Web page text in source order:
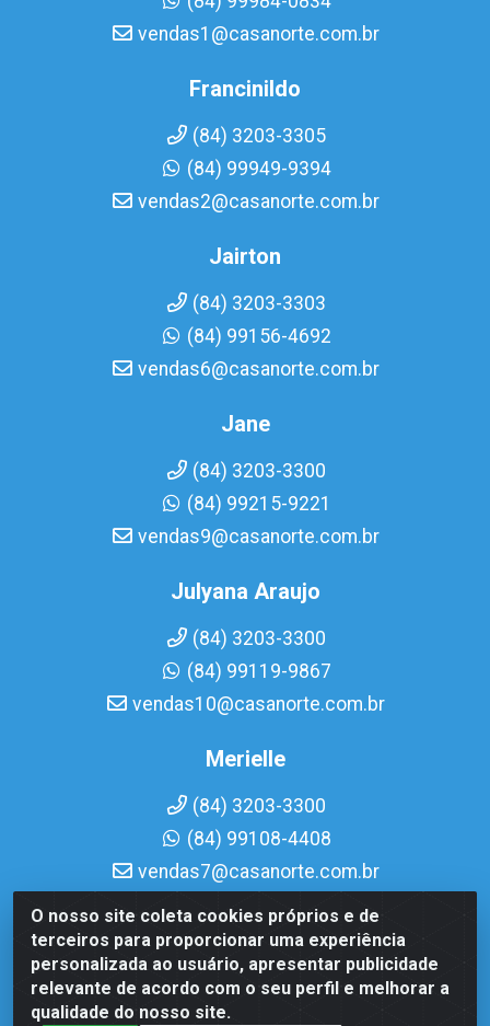
O nosso site coleta cookies próprios e de
terceiros para proporcionar uma experiência
personalizada ao usuário, apresentar publicidade
relevante de acordo com o seu perfil e melhorar a
qualidade do nosso site.
vendas1@casanorte.com.br
Francinildo
(84) 3203-3305
(84) 99949-9394
vendas2@casanorte.com.br
Jairton
(84) 3203-3303
(84) 99156-4692
vendas6@casanorte.com.br
Jane
(84) 3203-3300
(84) 99215-9221
vendas9@casanorte.com.br
Julyana Araujo
(84) 3203-3300
(84) 99119-9867
vendas10@casanorte.com.br
Merielle
(84) 3203-3300
(84) 99108-4408
vendas7@casanorte.com.br
Casa Norte LTDA - Av. Interventor Mário Câmara, 1815 -
Dix-Sept Rosado, Natal/RN - CEP 59054-600 - CNPJ
08.713.513/0001-51